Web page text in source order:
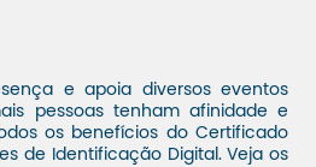
e apoia diversos eventos
pessoas tenham afinidade e
os benefícios do Certificado
de Identificação Digital. Veja os